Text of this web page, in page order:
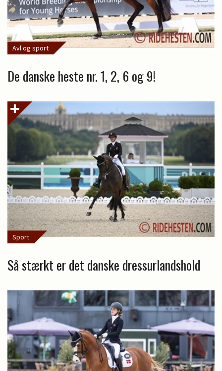
Avl og sport
De danske heste nr. 1, 2, 6 og 9!
Sport
Så stærkt er det danske dressurlandshold